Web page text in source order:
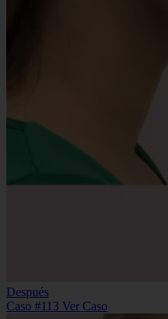
Después
Caso #113 Ver Caso